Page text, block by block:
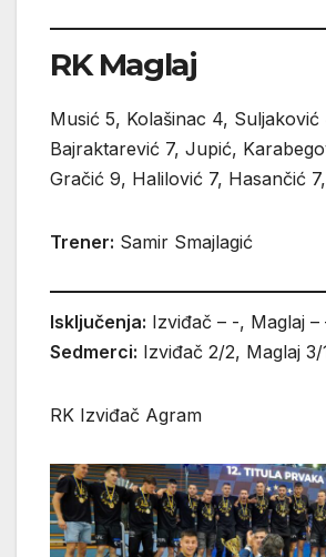
RK Maglaj
Musić 5, Kolašinac 4, Suljaković
Bajraktarević 7, Jupić,
Gračić 9, Halilović 7, Hasančić
Trener: Samir Smajlagić
Isključenja: Izviđač – -, Maglaj –
Sedmerci: Izviđač 2/2, Maglaj 3/
RK Izviđač Agram